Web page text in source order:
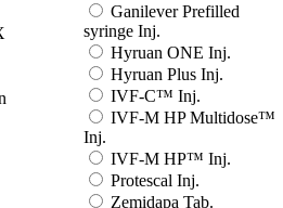
Ganilever Prefilled
syringe Inj.
Hyruan ONE Inj.
Hyruan Plus Inj.
IVF-C™ Inj.
IVF-M HP Multidose™
Inj.
IVF-M HP™ Inj.
Protescal Inj.
Zemidapa Tab.